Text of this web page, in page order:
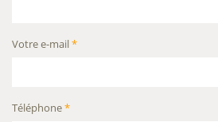
Votre e-mail*
Téléphone*